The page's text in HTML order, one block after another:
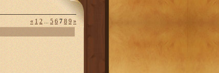
« 1 2 ... 5 6 7 8 9 »